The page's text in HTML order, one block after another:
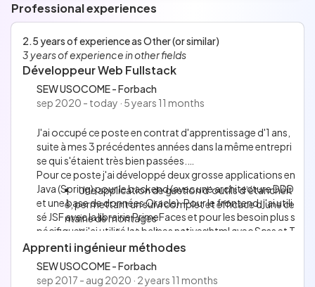
Professional experiences
2.5 years of experience as Other (or similar)
3 years of experience in other fields
Développeur Web Fullstack
SEW USOCOME - Forbach
sep 2020 - today · 5 years 11 months
J'ai occupé ce poste en contrat d'apprentissage d'1 ans,
suite à mes 3 précédentes années dans la même entrepri
se qui s'étaient très bien passées.
Pour ce poste j'ai développé deux grosse applications en
Java (Spring) pour le backend (avec une architecture DDD
et une base de données Oracle). Pour le frontend, j'ai utili
sé JSF avec la librairie PrimeFaces et pour les besoin plus s
pécifiques j'ai utilisé les balises natives html avec Scss et T
ypescript.
Une application de gestion d’outils d’étanchéit
é, permettant un suivi complet et efficace d’une ce
ntaine de montages
Une application de gestion de contenants, per
mettant de garantir le bon fonctionnement d’un p
rocessus de stockage, dans un magasin grande ha
uteur qui comptera environ 5000 caisses.
Apprenti ingénieur méthodes
SEW USOCOME - Forbach
sep 2017 - aug 2020 · 2 years 11 months
Languages
Français
No information has been entered for this section.